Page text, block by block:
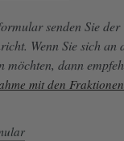
senden Sie
Wenn Sie sich an
möchten, dann
mit den